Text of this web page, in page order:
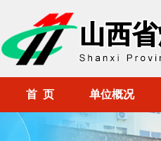
首 页 单位概况